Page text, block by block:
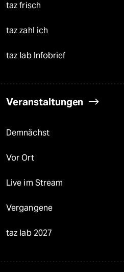
taz frisch
taz zahl ich
taz lab Infobrief
Veranstaltungen
Demnächst
Vor Ort
Live im Stream
Vergangene
taz lab 2027